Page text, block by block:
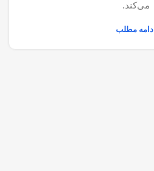
می‌کند.
ادامه مطلب